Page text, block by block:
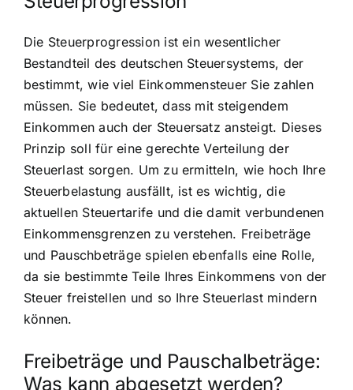
Die Steuerprogression ist ein wesentlicher
Bestandteil des deutschen Steuersystems, der
bestimmt, wie viel Einkommensteuer Sie zahlen
müssen. Sie bedeutet, dass mit steigendem
Einkommen auch der Steuersatz ansteigt. Dieses
Prinzip soll für eine gerechte Verteilung der
Steuerlast sorgen. Um zu ermitteln, wie hoch Ihre
Steuerbelastung ausfällt, ist es wichtig, die
aktuellen Steuertarife und die damit verbundenen
Einkommensgrenzen zu verstehen. Freibeträge
und Pauschbeträge spielen ebenfalls eine Rolle,
da sie bestimmte Teile Ihres Einkommens von der
Steuer freistellen und so Ihre Steuerlast mindern
können.
Freibeträge und Pauschalbeträge:
Was kann abgesetzt werden?